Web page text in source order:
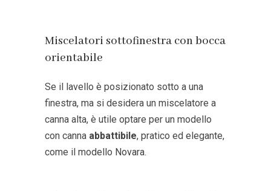
Miscelatori sottofinestra con bocca
orientabile
Se il lavello è posizionato sotto a una
finestra, ma si desidera un miscelatore a
canna alta, è utile optare per un modello
con canna abbattibile, pratico ed elegante,
come il modello Novara.